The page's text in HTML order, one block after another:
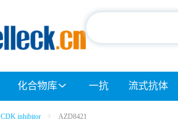
化合物库 一抗 流式抗体
CDK inhibitor AZD8421